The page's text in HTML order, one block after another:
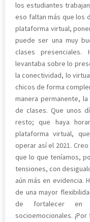
los estudiantes
eso faltan más que los
plataforma virtual,
puede ser una muy
clases
levantaba sobre lo
la conectividad, lo
chicos de forma
manera permanente,
de clases. Que unos
resto; que haya
plataforma virtual,
operar así el 2021.
que lo que teníamos,
tensiones, con
aún más en evidencia.
de una mayor
de fortalecer en
socioemocionales.